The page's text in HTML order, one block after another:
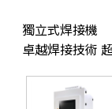
獨立式焊接機
卓越焊接技術